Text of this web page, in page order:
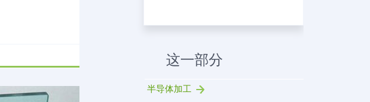
这一部分
半导体加工